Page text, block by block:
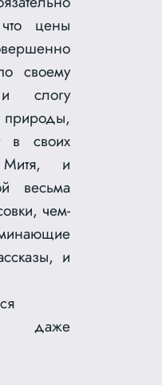
цены
своему
слогу
в своих
Митя, и
весьма
чем-
и
даже